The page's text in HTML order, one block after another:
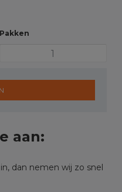
Pakken
aan:
dan nemen wij zo snel